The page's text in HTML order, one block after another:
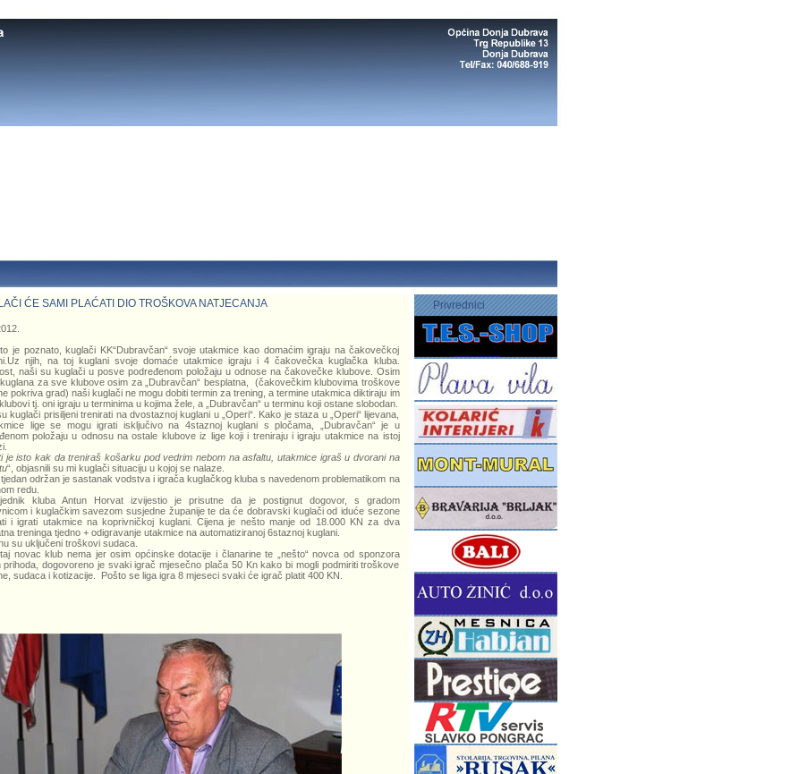
ĆE SAMI PLAĆATI DIO TROŠKOVA NATJECANJA
je poznato, kuglači KK“Dubravčan“ svoje utakmice kao domaćim igraju na čakovečkoj
njih, na toj kuglani svoje domaće utakmice igraju i 4 čakovečka kuglačka kluba.
naši su kuglači u posve podređenom položaju u odnose na čakovečke klubove. Osim
za sve klubove osim za „Dubravčan“ besplatna, (čakovečkim klubovima troškove
pokriva grad) naši kuglači ne mogu dobiti termin za trening, a termine utakmica diktiraju im
tj. oni igraju u terminima u kojima žele, a „Dubravčan“ u terminu koji ostane slobodan.
kuglači prisiljeni trenirati na dvostaznoj kuglani u „Operi“. Kako je staza u „Operi“ lijevana,
lige se mogu igrati isključivo na 4staznoj kuglani s pločama, „Dubravčan“ je u
položaju u odnosu na ostale klubove iz lige koji i treniraju i igraju utakmice na istoj
je isto kak da treniraš košarku pod vedrim nebom na asfaltu, utakmice igraš u dvorani na
“, objasnili su mi kuglači situaciju u kojoj se nalaze.
tjedan održan je sastanak vodstva i igrača kuglačkog kluba s navedenom problematikom na
redu.
kluba Antun Horvat izvijestio je prisutne da je postignut dogovor, s gradom
i kuglačkim savezom susjedne županije te da će dobravski kuglači od iduće sezone
i igrati utakmice na koprivničkoj kuglani. Cijena je nešto manje od 18.000 KN za dva
treninga tjedno + odigravanje utakmice na automatiziranoj 6staznoj kuglani.
su uključeni troškovi sudaca.
novac klub nema jer osim općinske dotacije i članarine te „nešto“ novca od sponzora
prihoda, dogovoreno je svaki igrač mjesečno plača 50 Kn kako bi mogli podmiriti troškove
sudaca i kotizacije. Pošto se liga igra 8 mjeseci svaki će igrač platit 400 KN.
Privrednici